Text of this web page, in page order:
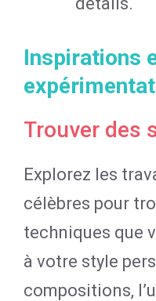
Inspirations
Trouver des
Explorez les
célèbres pour
techniques que
à votre style
compositions,